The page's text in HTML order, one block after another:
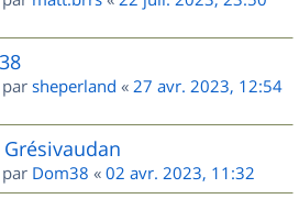
sheperland « 27 avr. 2023, 12:54
Grésivaudan
Dom38 « 02 avr. 2023, 11:32